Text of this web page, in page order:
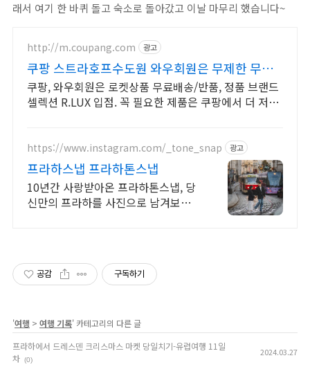
래서 여기 한 바퀴 돌고 숙소로 돌아갔고 이날 마무리 했습니다~
http://m.coupang.com 광고
쿠팡 스트라호프수도원 와우회원은 무제한 무료
배송
쿠팡, 와우회원은 로켓상품 무료배송/반품, 정품 브랜드
셀렉션 R.LUX 입점. 꼭 필요한 제품은 쿠팡에서 더 저렴
https://www.instagram.com/_tone_snap 광고
프라하스냅 프라하톤스냅
10년간 사랑받아온 프라하톤스냅, 당
신만의 프라하를 사진으로 남겨보세
공감 구독하기
'여행 > 여행 기록' 카테고리의 다른 글
프라하에서 드레스덴 크리스마스 마켓 당일치기-유럽여행 11일
차 (0)
2024.03.27